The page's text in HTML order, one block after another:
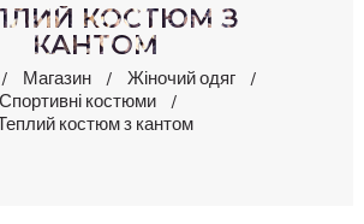
КОСТЮМ З
КАНТОМ
Магазин
Жіночий одяг
Спортивні костюми
костюм з кантом